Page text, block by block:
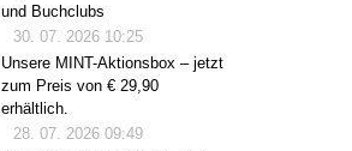
und Buchclubs
30. 07. 2026 10:25
Unsere MINT-Aktionsbox – jetzt
zum Preis von € 29,90
erhältlich.
28. 07. 2026 09:49